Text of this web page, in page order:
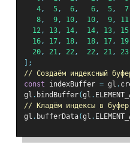
4, 5, 6, 6, 5, 7
8, 9, 10, 10, 9, 11
12, 13, 14, 14, 13, 15
16, 17, 18, 18, 17, 19
20, 21, 22, 22, 21, 23
];
// Создаём индексный
const indexBuffer = gl .
gl . bindBuffer(gl .
// Кладём индексы в буфер
gl . bufferData(gl .